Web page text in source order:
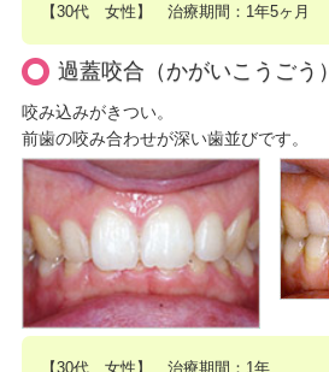
【30代 女性】 治療期間：1年5ヶ月
過蓋咬合（かがいこうごう）
咬み込みがきつい。
前歯の咬み合わせが深い歯並びです。
【30代 女性】 治療期間：1年